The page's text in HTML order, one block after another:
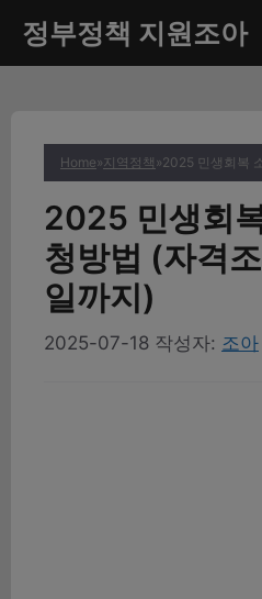
츠
정부정책 지원조아
Home»지역정책 »
2025 민생회
청방법 (자격
일까지)
2025-07-18 작성자: 조아